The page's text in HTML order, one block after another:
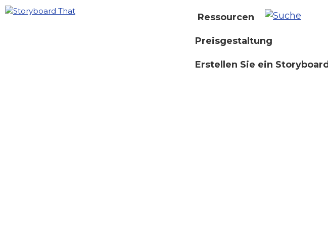
Ressourcen
Preisgestaltung
Erstellen Sie ein Storyboard